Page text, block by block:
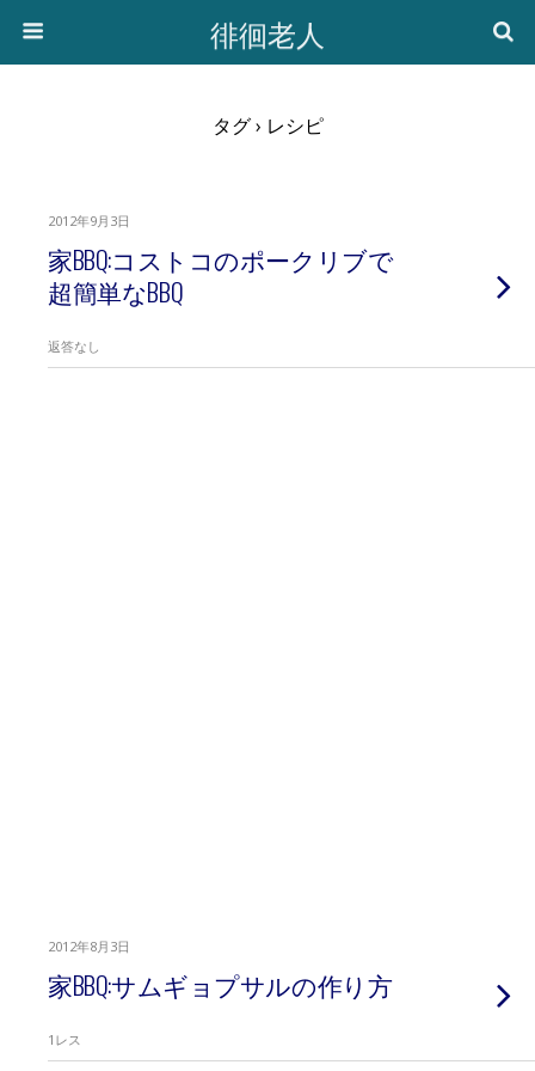
徘徊老人
タグ › レシピ
2012年9月3日
家BBQ:コストコのポークリブで
超簡単なBBQ
返答なし
2012年8月3日
家BBQ:サムギョプサルの作り方
1レス